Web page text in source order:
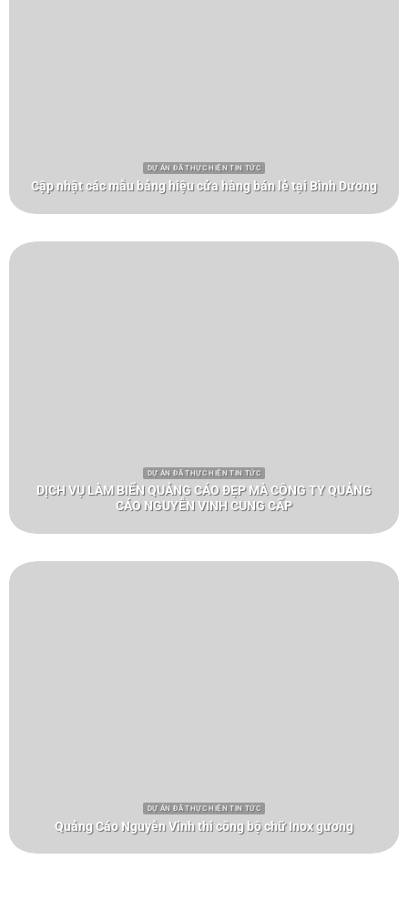
DỰ ÁN ĐÃ THỰC HIỆN TIN TỨC
Cập nhật các mẫu bảng hiệu cửa hàng bán lẻ tại Bình Dương
DỰ ÁN ĐÃ THỰC HIỆN TIN TỨC
DỊCH VỤ LÀM BIỂN QUẢNG CÁO ĐẸP MÀ CÔNG TY QUẢNG
CÁO NGUYỄN VINH CUNG CẤP
DỰ ÁN ĐÃ THỰC HIỆN TIN TỨC
Quảng Cáo Nguyễn Vinh thi công bộ chữ Inox gương